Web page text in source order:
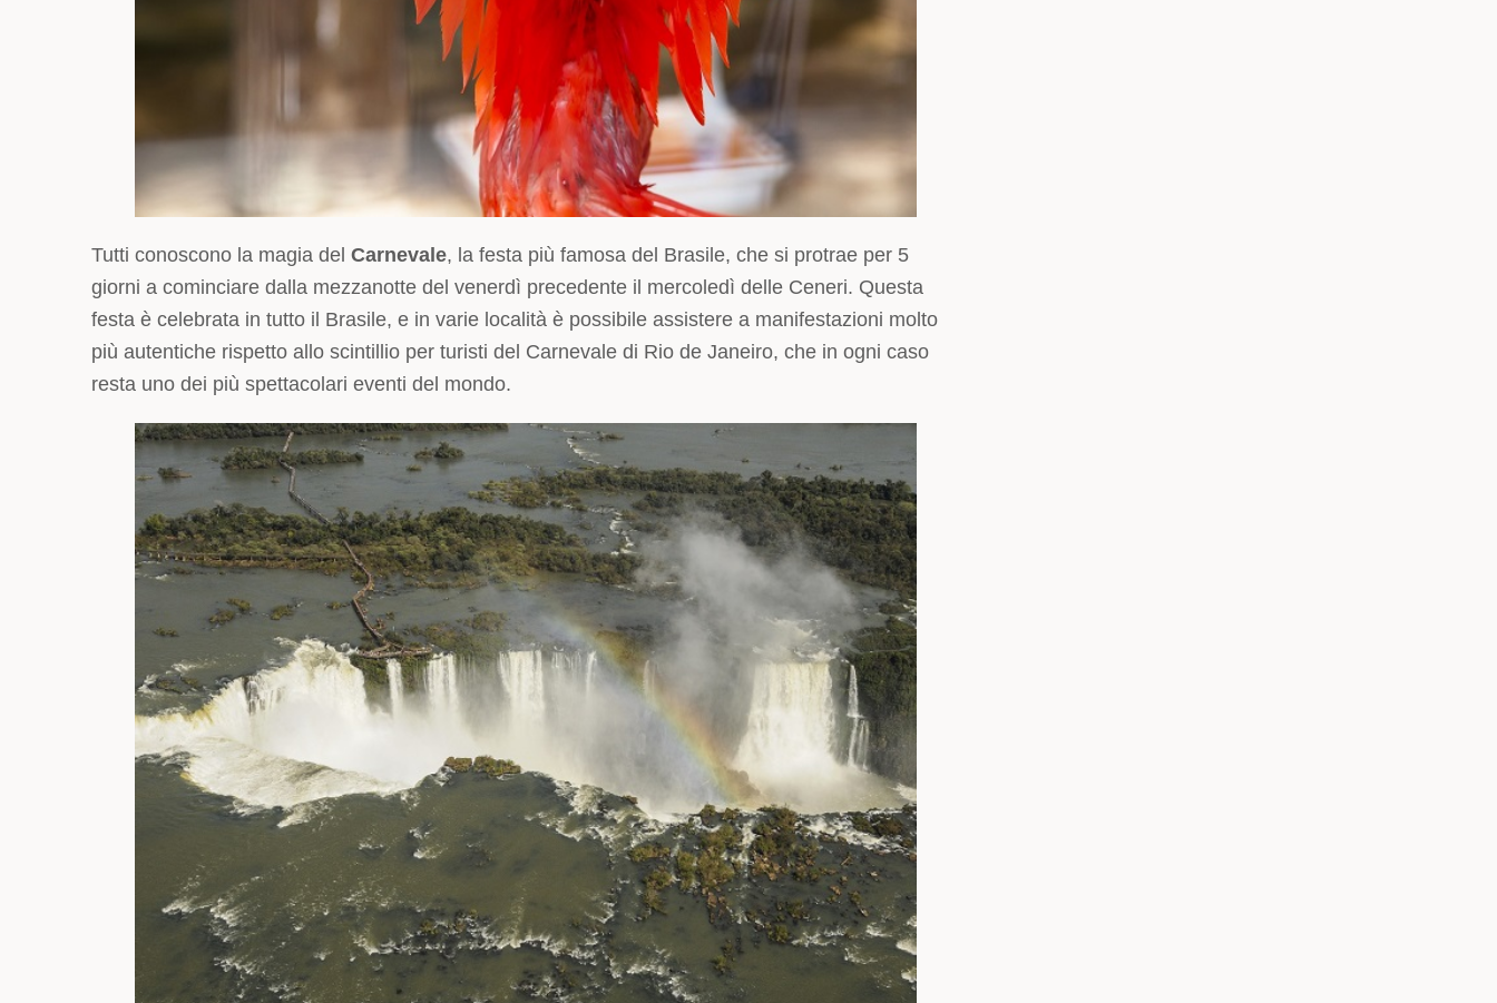
Tutti conoscono la magia del Carnevale, la festa più famosa del Brasile, che si protrae per 5
giorni a cominciare dalla mezzanotte del venerdì precedente il mercoledì delle Ceneri. Questa
festa è celebrata in tutto il Brasile, e in varie località è possibile assistere a manifestazioni molto
più autentiche rispetto allo scintillio per turisti del Carnevale di Rio de Janeiro, che in ogni caso
resta uno dei più spettacolari eventi del mondo.